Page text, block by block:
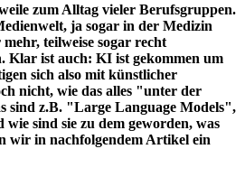
zum Alltag vieler Berufsgruppen.
ja sogar in der Medizin
teilweise sogar recht
Klar ist auch: KI ist gekommen um
sich also mit künstlicher
nicht, wie das alles "unter der
sind z.B. "Large Language Models",
sind sie zu dem geworden, was
wir in nachfolgendem Artikel ein